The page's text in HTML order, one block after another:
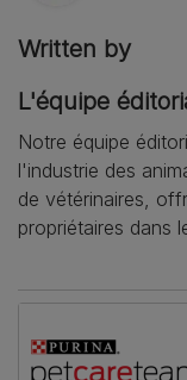
Written by
L'équipe
Notre équipe
l'industrie des
de vétérinaires,
propriétaires dans